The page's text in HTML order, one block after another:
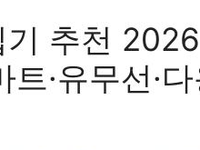
기 추천
·유무선·